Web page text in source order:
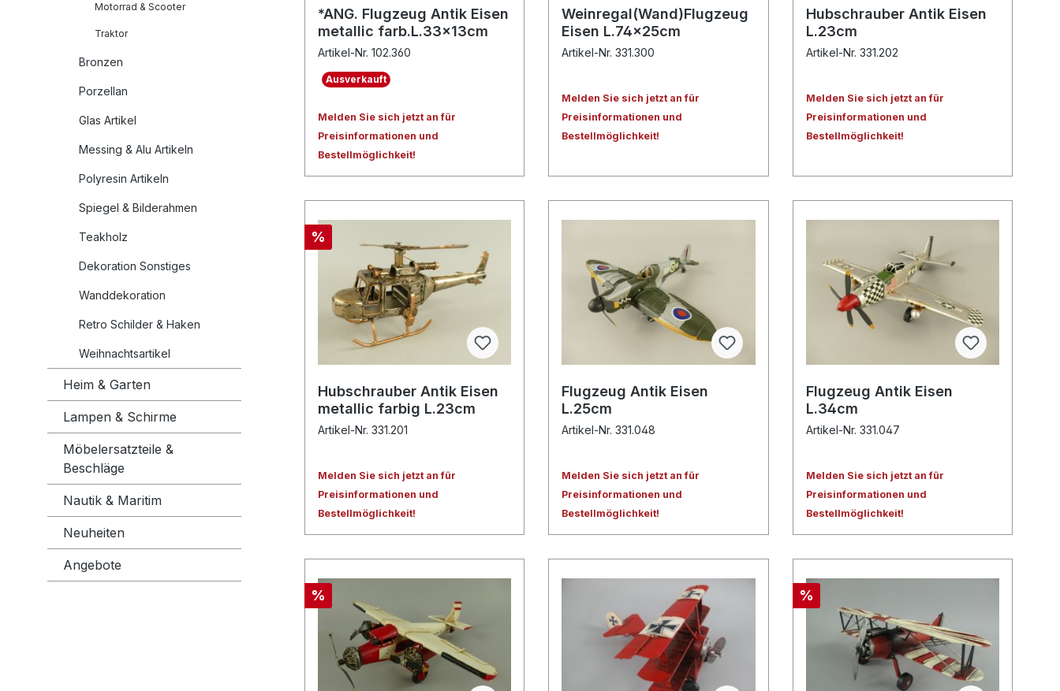
Motorrad & Scooter
Traktor
Bronzen
Porzellan
Glas Artikel
Messing & Alu Artikeln
Polyresin Artikeln
Spiegel & Bilderahmen
Teakholz
Dekoration Sonstiges
Wanddekoration
Retro Schilder & Haken
Weihnachtsartikel
Heim & Garten
Lampen & Schirme
Möbelersatzteile &
Beschläge
Nautik & Maritim
Neuheiten
Angebote
*ANG. Flugzeug Antik Eisen
metallic farb.L.33x13cm
Artikel-Nr. 102.360
Ausverkauft
Melden Sie sich jetzt an für
Preisinformationen und
Bestellmöglichkeit!
Weinregal(Wand)Flugzeug
Eisen L.74x25cm
Artikel-Nr. 331.300
Melden Sie sich jetzt an für
Preisinformationen und
Bestellmöglichkeit!
Hubschrauber Antik Eisen
L.23cm
Artikel-Nr. 331.202
Melden Sie sich jetzt an für
Preisinformationen und
Bestellmöglichkeit!
%
Hubschrauber Antik Eisen
metallic farbig L.23cm
Artikel-Nr. 331.201
Melden Sie sich jetzt an für
Preisinformationen und
Bestellmöglichkeit!
Flugzeug Antik Eisen
L.25cm
Artikel-Nr. 331.048
Melden Sie sich jetzt an für
Preisinformationen und
Bestellmöglichkeit!
Flugzeug Antik Eisen
L.34cm
Artikel-Nr. 331.047
Melden Sie sich jetzt an für
Preisinformationen und
Bestellmöglichkeit!
% %